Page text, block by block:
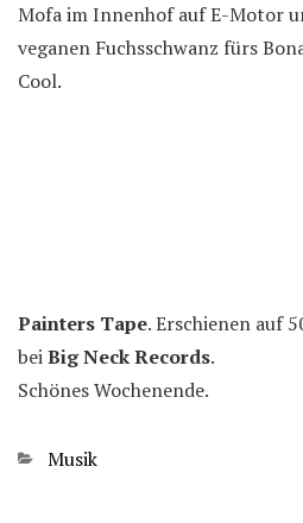
Mofa im Innenhof auf E-Motor
veganen Fuchsschwanz fürs
Cool.
Painters Tape. Erschienen auf
beiBig Neck Records.
Schönes Wochenende.
Kategorien
Musik